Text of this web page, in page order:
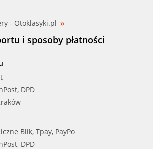
- Otoklasyki.pl
i sposoby płatności
DPD
Blik, Tpay, PayPo
DPD